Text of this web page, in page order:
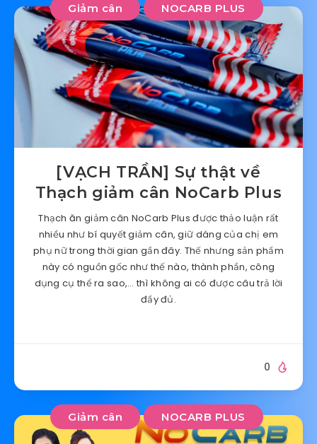
Giảm cân NOCARB PLUS
[VẠCH TRẦN] Sự thật về
Thạch giảm cân NoCarb Plus
Thạch ăn giảm cân NoCarb Plus được thảo luận rất
nhiều như bí quyết giảm cân, giữ dáng của chị em
phụ nữ trong thời gian gần đây. Thế nhưng sản phẩm
này có nguồn gốc như thế nào, thành phần, công
dụng cụ thể ra sao,… thì không ai có được câu trả lời
đầy đủ.
0
Giảm cân NOCARB PLUS